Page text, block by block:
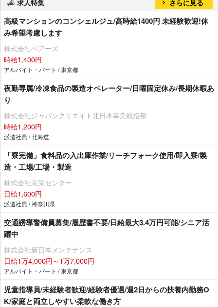
求人特集 さらに見る
高級マンションのコンシェルジュ/高時給1400円 未経験歓迎!休
み希望考慮します
株式会社ベアーズ
時給1,400円
アルバイト・パート / 東京都
夜勤専属/冷凍食品の製造オペレーター/日曜固定休み/長期休暇あ
り
株式会社ジャパンクリエイト北日本事業統括部
時給1,200円
派遣社員 / 北海道
「寮完備」食料品の入出庫作業/リーチフォーク使用/即入寮/製
造・工場/工場・製造
株式会社京栄センター
日給1,600円
派遣社員 / 神奈川県
交通誘導警備員募集/履歴書不要/日給最大3.4万円可能/シニア活
躍中
株式会社新日本メンテナンス
日給1万4,000円～1万7,000円
アルバイト・パート / 東京都
児童指導員/未経験者歓迎/経験者優遇/週2日からの扶養内勤務O
K/家庭と両立しやすい柔軟な働き方